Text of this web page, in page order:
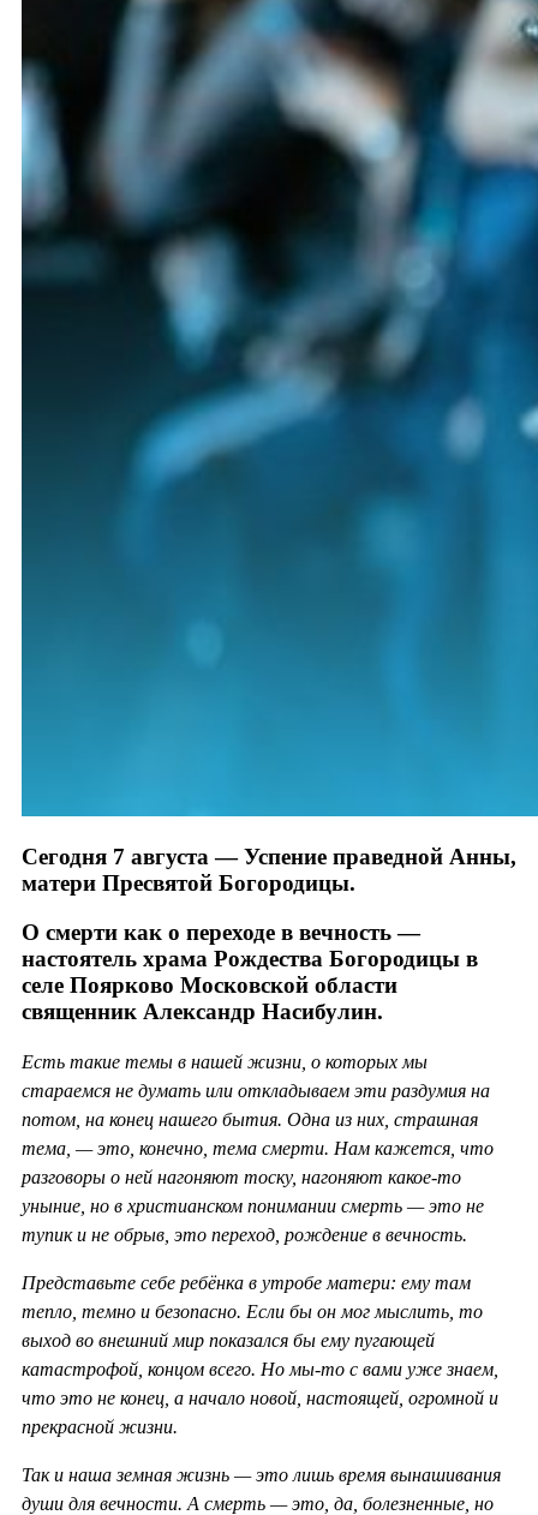
Сегодня 7 августа — Успение праведной Анны,
матери Пресвятой Богородицы.
О смерти как о переходе в вечность —
настоятель храма Рождества Богородицы в
селе Поярково Московской области
священник Александр Насибулин.
Есть такие темы в нашей жизни, о которых мы
стараемся не думать или откладываем эти раздумия на
потом, на конец нашего бытия. Одна из них, страшная
тема, — это, конечно, тема смерти. Нам кажется, что
разговоры о ней нагоняют тоску, нагоняют какое-то
уныние, но в христианском понимании смерть — это не
тупик и не обрыв, это переход, рождение в вечность.
Представьте себе ребёнка в утробе матери: ему там
тепло, темно и безопасно. Если бы он мог мыслить, то
выход во внешний мир показался бы ему пугающей
катастрофой, концом всего. Но мы-то с вами уже знаем,
что это не конец, а начало новой, настоящей, огромной и
прекрасной жизни.
Так и наша земная жизнь — это лишь время вынашивания
души для вечности. А смерть — это, да, болезненные, но